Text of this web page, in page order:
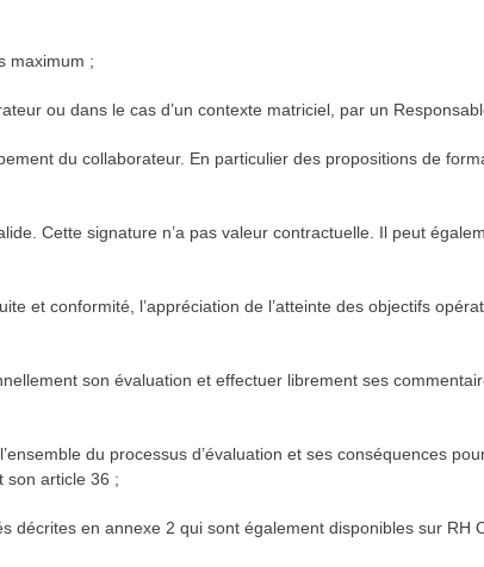
maximum ;
ou dans le cas d’un contexte matriciel, par un
du collaborateur. En particulier des propositions de
Cette signature n’a pas valeur contractuelle. Il peut
et conformité, l’appréciation de l’atteinte des objectifs
son évaluation et effectuer librement ses
du processus d’évaluation et ses conséquences
son article 36 ;
décrites en annexe 2 qui sont également disponibles sur RH